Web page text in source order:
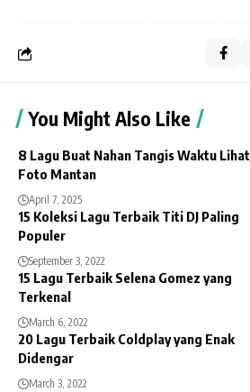
You Might Also Like
8 Lagu Buat Nahan Tangis Waktu Lihat
Foto Mantan
April 7, 2025
15 Koleksi Lagu Terbaik Titi DJ Paling
Populer
September 3, 2022
15 Lagu Terbaik Selena Gomez yang
Terkenal
March 6, 2022
20 Lagu Terbaik Coldplay yang Enak
Didengar
March 3, 2022